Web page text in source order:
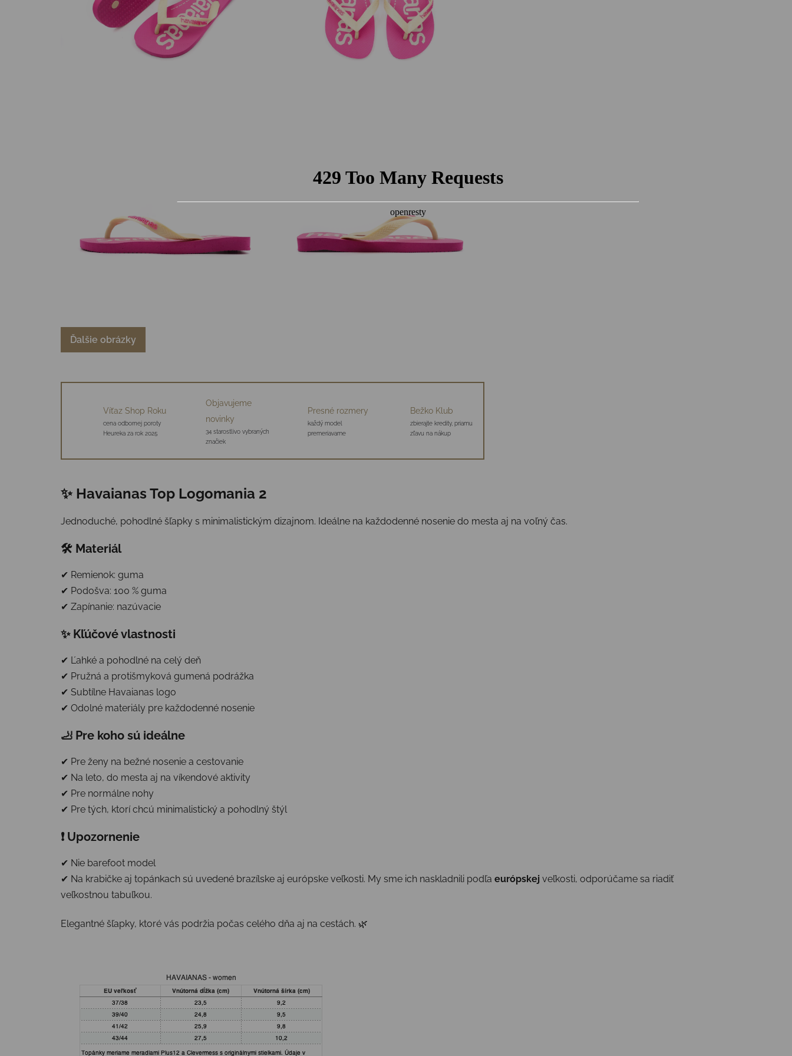
Ďalšie obrázky
Víťaz Shop Roku
cena odbornej poroty
Heureka za rok 2025
Objavujeme
novinky
34 starostlivo vybraných
značiek
Presné rozmery
každý model
premeriavame
Bežko Klub
zbierajte kredity, priamu
zľavu na nákup
✨ Havaianas Top Logomania 2
Jednoduché, pohodlné šľapky s minimalistickým dizajnom. Ideálne na každodenné nosenie do mesta aj na voľný čas.
🛠 Materiál
✔ Remienok: guma
✔ Podošva: 100 % guma
✔ Zapínanie: nazúvacie
✨ Kľúčové vlastnosti
✔ Ľahké a pohodlné na celý deň
✔ Pružná a protišmyková gumená podrážka
✔ Subtílne Havaianas logo
✔ Odolné materiály pre každodenné nosenie
🦶 Pre koho sú ideálne
✔ Pre ženy na bežné nosenie a cestovanie
✔ Na leto, do mesta aj na víkendové aktivity
✔ Pre normálne nohy
✔ Pre tých, ktorí chcú minimalistický a pohodlný štýl
❗ Upozornenie
✔ Nie barefoot model
✔ Na krabičke aj topánkach sú uvedené brazílske aj európske veľkosti. My sme ich naskladnili podľa európskej veľkosti, odporúčame sa riadiť
veľkostnou tabuľkou.
Elegantné šľapky, ktoré vás podržia počas celého dňa aj na cestách. 🌿